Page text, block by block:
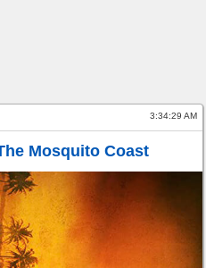
3:34:29 AM
Mosquito Coast